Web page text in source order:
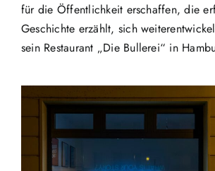
für die Öffentlichkeit erschaffen, die
Geschichte erzählt, sich
sein Restaurant „Die Bullerei“ in